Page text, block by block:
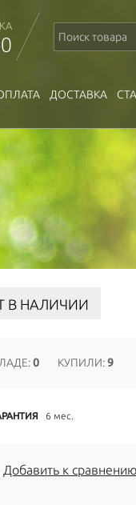
ДОСТАВКА
В НАЛИЧИИ
0 КУПИЛИ:9
6 мес.
Добавить к сравнению